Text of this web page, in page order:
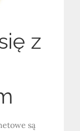
z
są